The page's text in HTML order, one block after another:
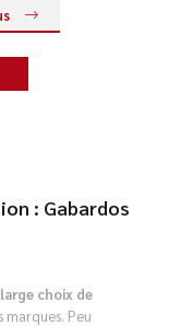
: Gabardos
large choix de
marques. Peu